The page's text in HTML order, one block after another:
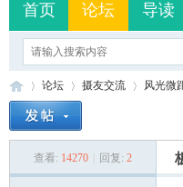
首页 论坛 导读
论坛
›
摄友交流
›
风光微
查看: 14270 回复: 2